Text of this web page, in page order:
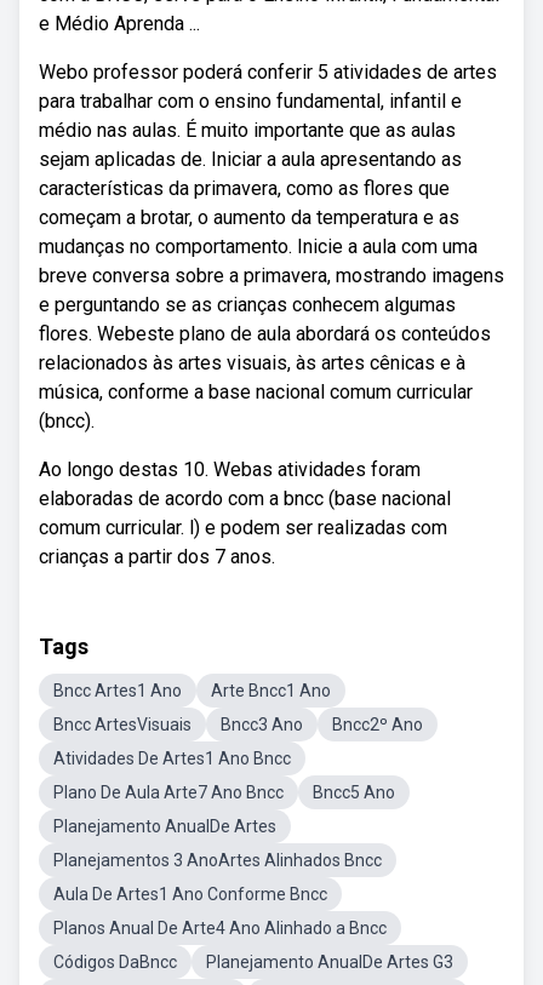
e Médio Aprenda ...
Webo professor poderá conferir 5 atividades de artes
para trabalhar com o ensino fundamental, infantil e
médio nas aulas. É muito importante que as aulas
sejam aplicadas de. Iniciar a aula apresentando as
características da primavera, como as flores que
começam a brotar, o aumento da temperatura e as
mudanças no comportamento. Inicie a aula com uma
breve conversa sobre a primavera, mostrando imagens
e perguntando se as crianças conhecem algumas
flores. Webeste plano de aula abordará os conteúdos
relacionados às artes visuais, às artes cênicas e à
música, conforme a base nacional comum curricular
(bncc).
Ao longo destas 10. Webas atividades foram
elaboradas de acordo com a bncc (base nacional
comum curricular. l) e podem ser realizadas com
crianças a partir dos 7 anos.
Tags
Bncc Artes1 Ano
Arte Bncc1 Ano
Bncc ArtesVisuais
Bncc3 Ano
Bncc2º Ano
Atividades De Artes1 Ano Bncc
Plano De Aula Arte7 Ano Bncc
Bncc5 Ano
Planejamento AnualDe Artes
Planejamentos 3 AnoArtes Alinhados Bncc
Aula De Artes1 Ano Conforme Bncc
Planos Anual De Arte4 Ano Alinhado a Bncc
Códigos DaBncc
Planejamento AnualDe Artes G3